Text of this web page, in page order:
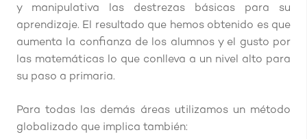
y manipulativa las destrezas básicas para su
aprendizaje. El resultado que hemos obtenido es que
aumenta la confianza de los alumnos y el gusto por
las matemáticas lo que conlleva a un nivel alto para
su paso a primaria.
Para todas las demás áreas utilizamos un método
globalizado que implica también: